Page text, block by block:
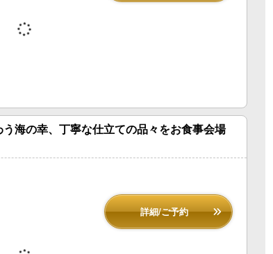
海の幸、丁寧な仕立ての品々をお食事会場
詳細/ご予約